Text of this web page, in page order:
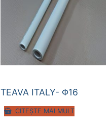
TEAVA ITALY- Φ16
CITEȘTE MAI MULT